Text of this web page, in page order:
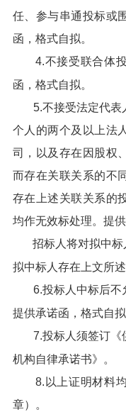
任、参与串通投标或
函，格式自拟。
4.不接受联合体
函，格式自拟。
5.不接受法定代
个人的两个及以上法
司，以及存在因股权
而存在关联关系的不
存在上述关联关系的
均作无效标处理。提
招标人将对拟中
拟中标人存在上文所
6.投标人中标后不
提供承诺函，格式自拟
7.投标人须签订
机构自律承诺书》。
8.以上证明材料
章）。